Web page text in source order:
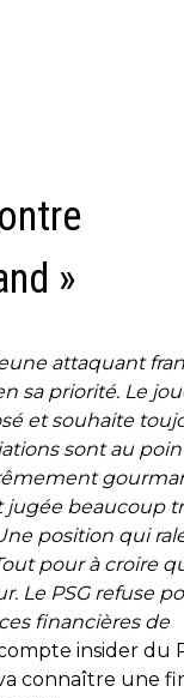
»
attaquant
sa priorité. Le
et souhaite
sont au
jugée beaucoup
position qui
pour à croire
Le PSG refuse
financières de
insider du
connaître une